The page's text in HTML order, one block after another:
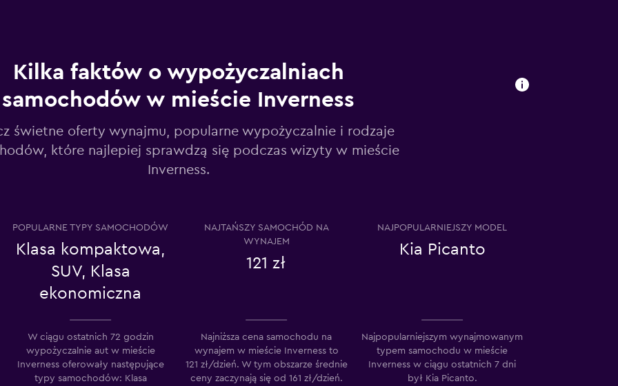
Sprawdź ceny
Sprawdź ceny
Kilka faktów o wypożyczalniach
samochodów w mieście Inverness
świetne oferty wynajmu, popularne wypożyczalnie i rodzaje
które najlepiej sprawdzą się podczas wizyty w mieście
Inverness.
POPULARNE TYPY SAMOCHODÓW
Klasa kompaktowa,
SUV, Klasa
ekonomiczna
NAJTAŃSZY SAMOCHÓD NA
WYNAJEM
121 zł
NAJPOPULARNIEJSZY MODEL
Kia Picanto
W ciągu ostatnich 72 godzin
wypożyczalnie aut w mieście
Inverness oferowały następujące
typy samochodów: Klasa
Najniższa cena samochodu na
wynajem w mieście Inverness to
121 zł/dzień. W tym obszarze średnie
ceny zaczynają się od 161 zł/dzień.
Najpopularniejszym wynajmowanym
typem samochodu w mieście
Inverness w ciągu ostatnich 7 dni
był Kia Picanto.